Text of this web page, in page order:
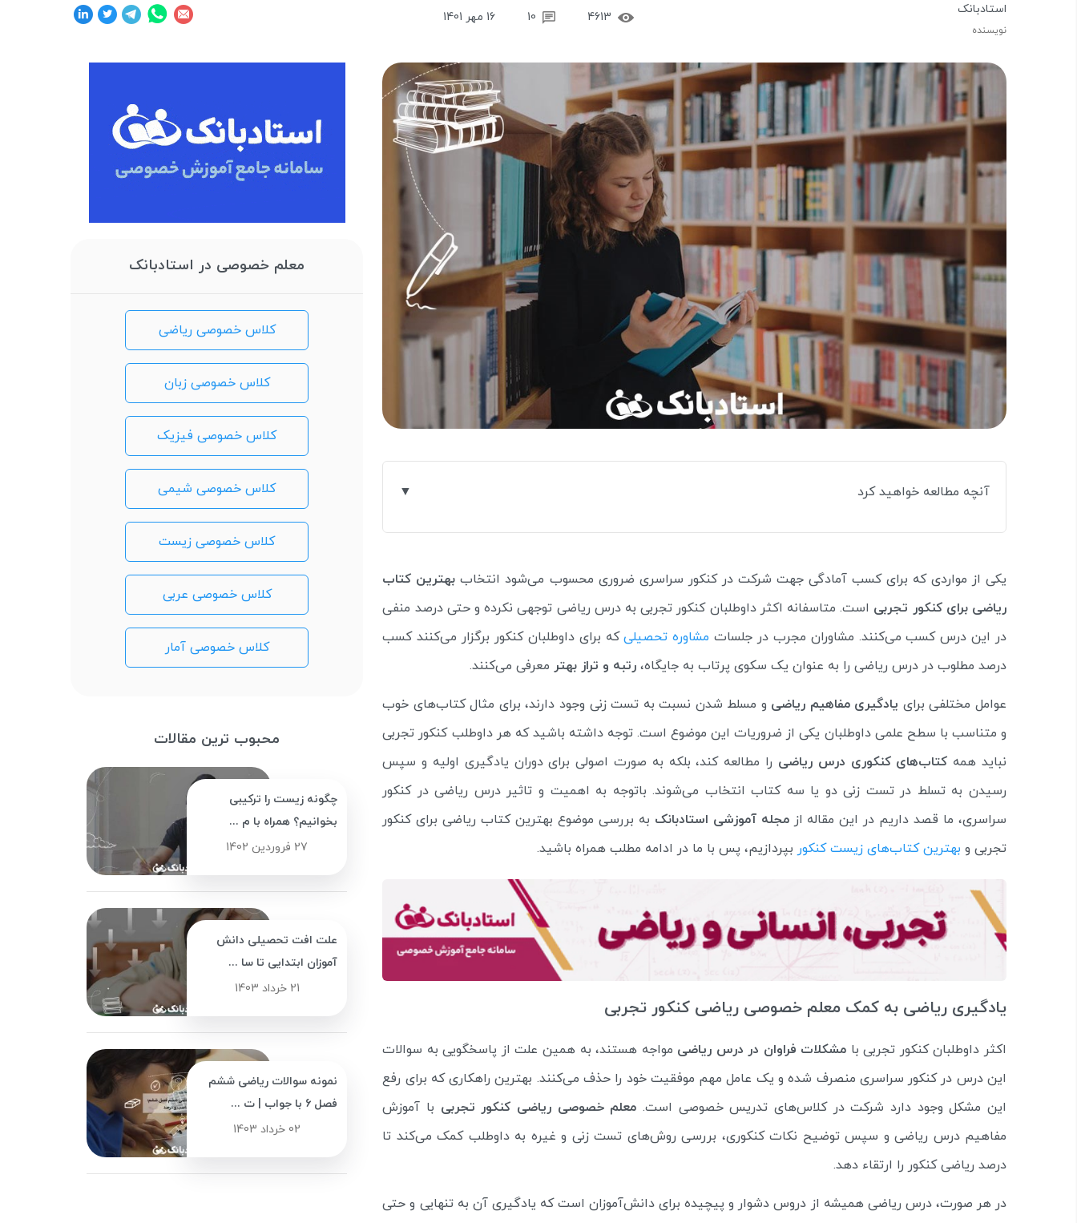
استادبانک
نویسنده
4613
10 16 مهر 1401
آنچه مطالعه خواهید کرد
یکی از مواردی که برای کسب آمادگی جهت شرکت در کنکور سراسری ضروری محسوب می‌شود انتخاب بهترین کتاب
ریاضی برای کنکور تجربی است. متاسفانه اکثر داوطلبان کنکور تجربی به درس ریاضی توجهی نکرده و حتی درصد منفی
در این درس کسب می‌کنند. مشاوران مجرب در جلسات مشاوره تحصیلیکه برای داوطلبان کنکور برگزار می‌کنند کسب
درصد مطلوب در درس ریاضی را به عنوان یک سکوی پرتاب به جایگاه، رتبه و تراز بهتر معرفی می‌کنند.
عوامل مختلفی برای یادگیری مفاهیم ریاضی و مسلط شدن نسبت به تست زنی وجود دارند، برای مثال کتاب‌های خوب
و متناسب با سطح علمی داوطلبان یکی از ضروریات این موضوع است. توجه داشته باشید که هر داوطلب کنکور تجربی
نباید همه کتاب‌های کنکوری درس ریاضی را مطالعه کند، بلکه به صورت اصولی برای دوران یادگیری اولیه و سپس
رسیدن به تسلط در تست زنی دو یا سه کتاب انتخاب می‌شوند. باتوجه به اهمیت و تاثیر درس ریاضی در کنکور
سراسری، ما قصد داریم در این مقاله ازمجله آموزشی استادبانک به بررسی موضوع بهترین کتاب ریاضی برای کنکور
تجربی و بهترین کتاب‌های زیست کنکور بپردازیم، پس با ما در ادامه مطلب همراه باشید.
یادگیری ریاضی به کمک معلم خصوصی ریاضی کنکور تجربی
اکثر داوطلبان کنکور تجربی با مشکلات فراوان در درس ریاضی مواجه هستند، به همین علت از پاسخگویی به سوالات
این درس در کنکور سراسری منصرف شده و یک عامل مهم موفقیت خود را حذف می‌کنند. بهترین راهکاری که برای رفع
این مشکل وجود دارد شرکت در کلاس‌های تدریس خصوصی است. معلم خصوصی ریاضی کنکور تجربی با آموزش
مفاهیم درس ریاضی و سپس توضیح نکات کنکوری، بررسی روش‌های تست زنی و غیره به داوطلب کمک می‌کند تا
درصد ریاضی کنکور را ارتقاء دهد.
در هر صورت، درس ریاضی همیشه از دروس دشوار و پیچیده برای دانش‌آموزان است که یادگیری آن به تنهایی و حتی
معلم خصوصی در استادبانک
کلاس خصوصی ریاضی
کلاس خصوصی زبان
کلاس خصوصی فیزیک
کلاس خصوصی شیمی
کلاس خصوصی زیست
کلاس خصوصی عربی
کلاس خصوصی آمار
محبوب ترین مقالات
چگونه زیست را ترکیبی
بخوانیم؟ همراه با م ...
27 فروردین 1402
علت افت تحصیلی دانش
آموزان ابتدایی تا سا ...
21 خرداد 1403
نمونه سوالات ریاضی ششم
فصل 6 با جواب | ت ...
02 خرداد 1403